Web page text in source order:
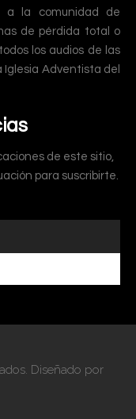
a la comunidad de
de pérdida total o
los audios de las
Iglesia Adventista del
de este sitio,
para suscribirte.
Diseñado por